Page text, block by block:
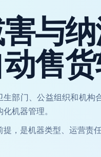
与
售
部门、公益组织和机构
机器管理。
，是机器类型、运营责